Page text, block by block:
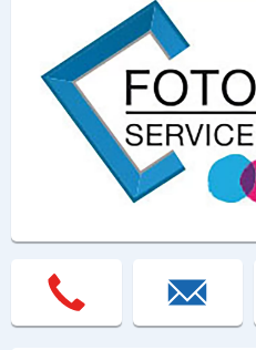
Freizeit
Stellenanzeigen
Online Shops
Lieferdienste
Premium
Neuburg App